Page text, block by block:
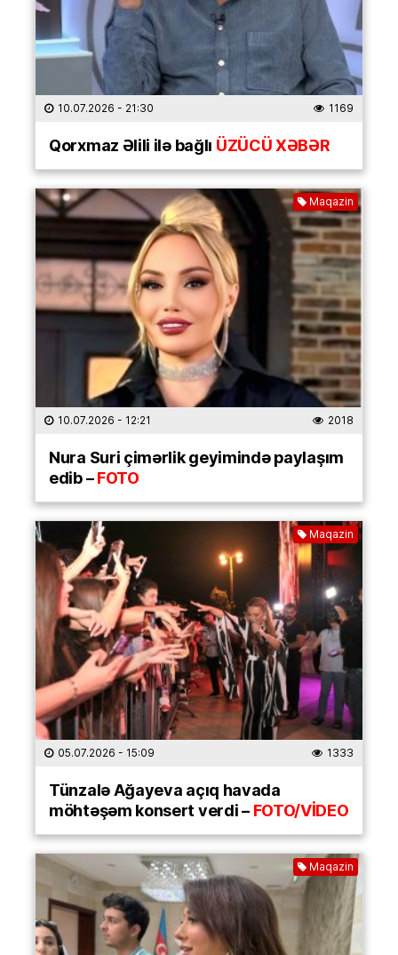
10.07.2026 - 21:30 1169
Qorxmaz Əlili ilə bağlı ÜZÜCÜ XƏBƏR
Maqazin
10.07.2026 - 12:21 2018
Nura Suri çimərlik geyimində paylaşım
edib –FOTO
Maqazin
05.07.2026 - 15:09 1333
Tünzalə Ağayeva açıq havada
möhtəşəm konsert verdi –FOTO/VİDEO
Maqazin